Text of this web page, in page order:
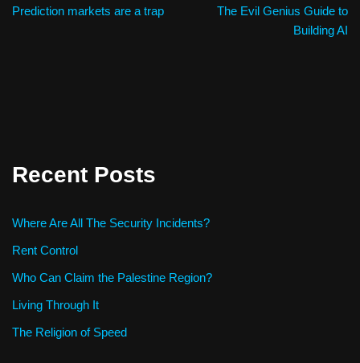
Prediction markets are a trap
The Evil Genius Guide to
Building AI
Recent Posts
Where Are All The Security Incidents?
Rent Control
Who Can Claim the Palestine Region?
Living Through It
The Religion of Speed